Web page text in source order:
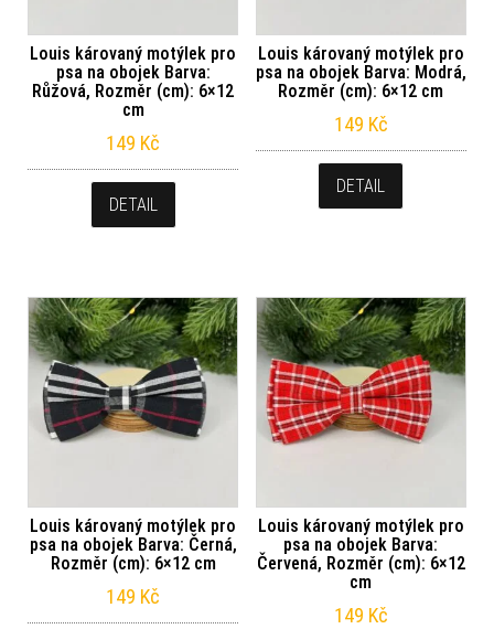
Louis károvaný motýlek pro
psa na obojek Barva:
Růžová, Rozměr (cm): 6×12
cm
149 Kč
DETAIL
Louis károvaný motýlek pro
psa na obojek Barva: Modrá,
Rozměr (cm): 6×12 cm
149 Kč
DETAIL
Louis károvaný motýlek pro
psa na obojek Barva: Černá,
Rozměr (cm): 6×12 cm
149 Kč
Louis károvaný motýlek pro
psa na obojek Barva:
Červená, Rozměr (cm): 6×12
cm
149 Kč